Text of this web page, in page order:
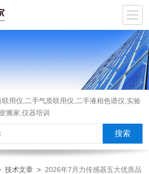
联用仪,二手气质联用仪,二手液相色谱仪,实验
搬家,仪器培训
技术文章 > 2026年7月力传感器五大优质品